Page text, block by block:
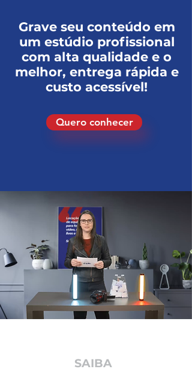
Grave seu conteúdo em
um estúdio profissional
com alta qualidade e o
melhor, entrega rápida e
custo acessível!
Quero conhecer
SAIBA